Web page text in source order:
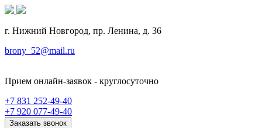
г. Нижний Новгород, пр. Ленина, д. 36
brony_52@mail.ru
Прием онлайн-заявок - круглосуточно
+7 831 252-49-40
+7 920 077-49-40
Заказать звонок